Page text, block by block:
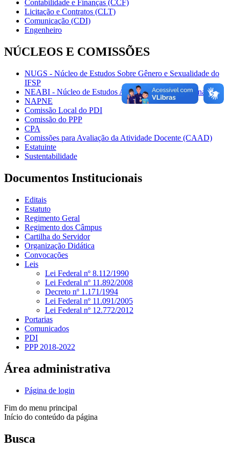
Contabilidade e Finanças (CCF)
Licitação e Contratos (CLT)
Comunicação (CDI)
Engenheiro
NÚCLEOS E COMISSÕES
NUGS - Núcleo de Estudos Sobre Gênero e Sexualidade do
IFSP
NEABI - Núcleo de Estudos Afro-brasileiros e Indígenas
NAPNE
Comissão Local do PDI
Comissão do PPP
CPA
Comissões para Avaliação da Atividade Docente (CAAD)
Estatuinte
Sustentabilidade
Documentos Institucionais
Editais
Estatuto
Regimento Geral
Regimento dos Câmpus
Cartilha do Servidor
Organização Didática
Convocações
Leis
Lei Federal nº 8.112/1990
Lei Federal nº 11.892/2008
Decreto nº 1.171/1994
Lei Federal nº 11.091/2005
Lei Federal nº 12.772/2012
Portarias
Comunicados
PDI
PPP 2018-2022
Área administrativa
Página de login
Fim do menu principal
Início do conteúdo da página
Busca